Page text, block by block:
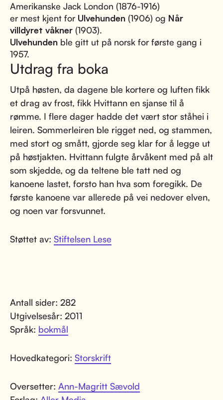
Amerikanske Jack London (1876-1916)
er mest kjent for Ulvehunden (1906) og Når
villdyret våkner (1903).
Ulvehunden ble gitt ut på norsk for første gang i
1957.
Utdrag fra boka
Utpå høsten, da dagene ble kortere og luften fikk
et drag av frost, fikk Hvittann en sjanse til å
rømme. I flere dager hadde det vært stor ståhei i
leiren. Sommerleiren ble rigget ned, og stammen,
med stort og smått, gjorde seg klar for å legge ut
på høstjakten. Hvittann fulgte årvåkent med på alt
som skjedde, og da teltene ble tatt ned og
kanoene lastet, forsto han hva som foregikk. De
første kanoene var allerede på vei nedover elven,
og noen var forsvunnet.
Støttet av: Stiftelsen Lese
Antall sider: 282
Utgivelsesår: 2011
Språk: bokmål
Hovedkategori: Storskrift
Oversetter: Ann-Magritt Sævold